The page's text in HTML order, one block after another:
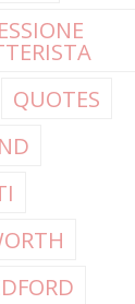
QUOTES